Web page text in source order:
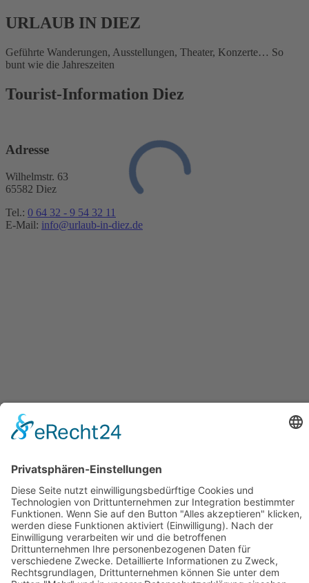
URLAUB IN DIEZ
Geführte Wanderungen, Ausstellungen, Theater, Konzerte… So
bunt wie die Jahreszeiten
Tourist-Information Diez
Adresse
Wilhelmstr. 63
65582 Diez
Tel.: 0 64 32 - 9 54 32 11
E-Mail: info@urlaub-in-diez.de
Öffnungszeiten
Montag - Donnerstag
09.00 Uhr – 12.00 Uhr
14.00 Uhr – 16.00 Uhr
Freitag
09.00 – 12.00 Uhr
Von Juni bis einschließlich 2. Samstag im September zusätzlich: